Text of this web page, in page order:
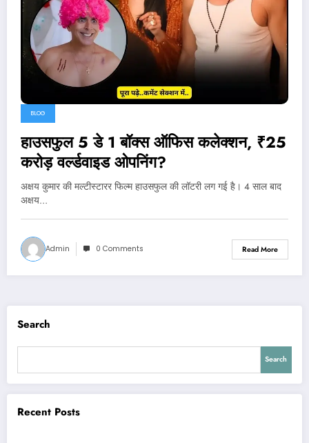
BLOG
हाउसफुल 5 डे 1 बॉक्स ऑफिस कलेक्शन, ₹25
करोड़ वर्ल्डवाइड ओपनिंग?
अक्षय कुमार की मल्टीस्टारर फिल्म हाउसफुल की लॉटरी लग गई है। 4 साल बाद
अक्षय…
Admin 0 Comments Read More
Search
Search
Recent Posts